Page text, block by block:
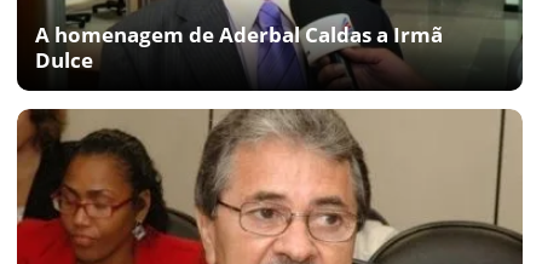
A homenagem de Aderbal Caldas a Irmã
Dulce